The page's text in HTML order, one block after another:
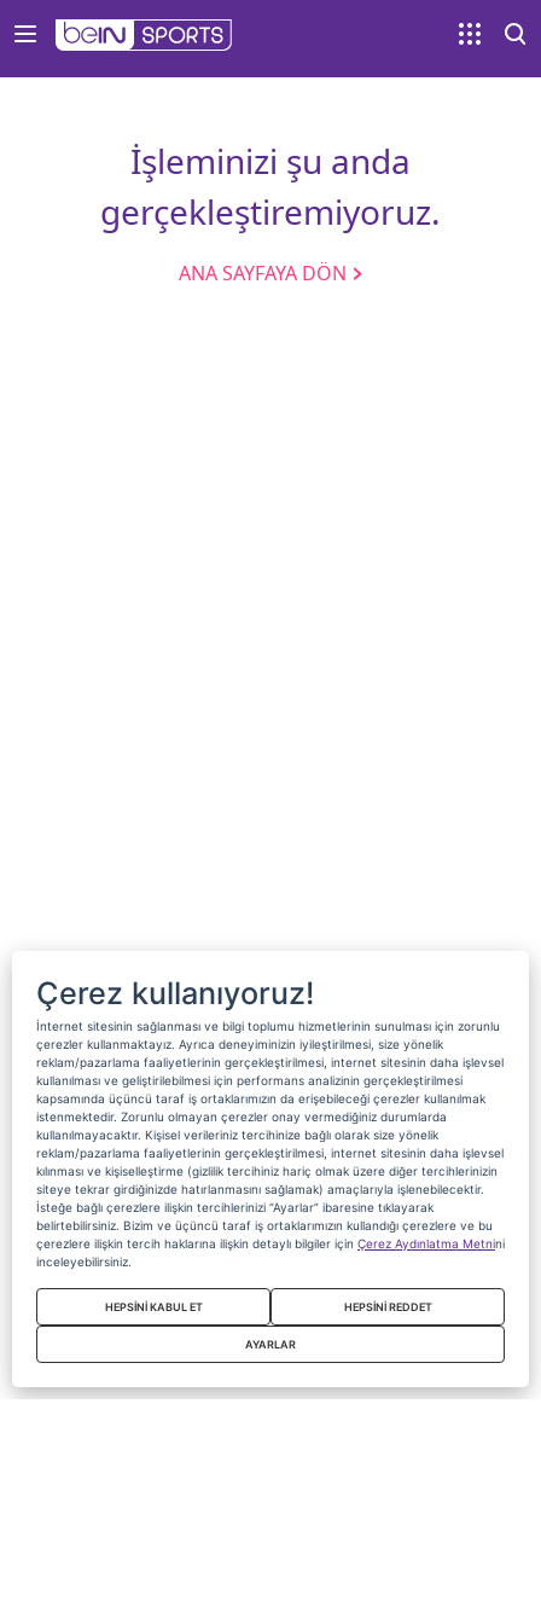
İşleminizi şu anda
gerçekleştiremiyoruz.
ANA SAYFAYA DÖN
Çerez kullanıyoruz!
İnternet sitesinin sağlanması ve bilgi toplumu hizmetlerinin sunulması için zorunlu
çerezler kullanmaktayız. Ayrıca deneyiminizin iyileştirilmesi, size yönelik
reklam/pazarlama faaliyetlerinin gerçekleştirilmesi, internet sitesinin daha işlevsel
kullanılması ve geliştirilebilmesi için performans analizinin gerçekleştirilmesi
kapsamında üçüncü taraf iş ortaklarımızın da erişebileceği çerezler kullanılmak
istenmektedir. Zorunlu olmayan çerezler onay vermediğiniz durumlarda
kullanılmayacaktır. Kişisel verileriniz tercihinize bağlı olarak size yönelik
reklam/pazarlama faaliyetlerinin gerçekleştirilmesi, internet sitesinin daha işlevsel
kılınması ve kişiselleştirme (gizlilik tercihiniz hariç olmak üzere diğer tercihlerinizin
siteye tekrar girdiğinizde hatırlanmasını sağlamak) amaçlarıyla işlenebilecektir.
İsteğe bağlı çerezlere ilişkin tercihlerinizi “Ayarlar” ibaresine tıklayarak
belirtebilirsiniz. Bizim ve üçüncü taraf iş ortaklarımızın kullandığı çerezlere ve bu
çerezlere ilişkin tercih haklarına ilişkin detaylı bilgiler için Çerez Aydınlatma Metnini
inceleyebilirsiniz.
HEPSİNİ KABUL ET HEPSİNİ REDDET
AYARLAR